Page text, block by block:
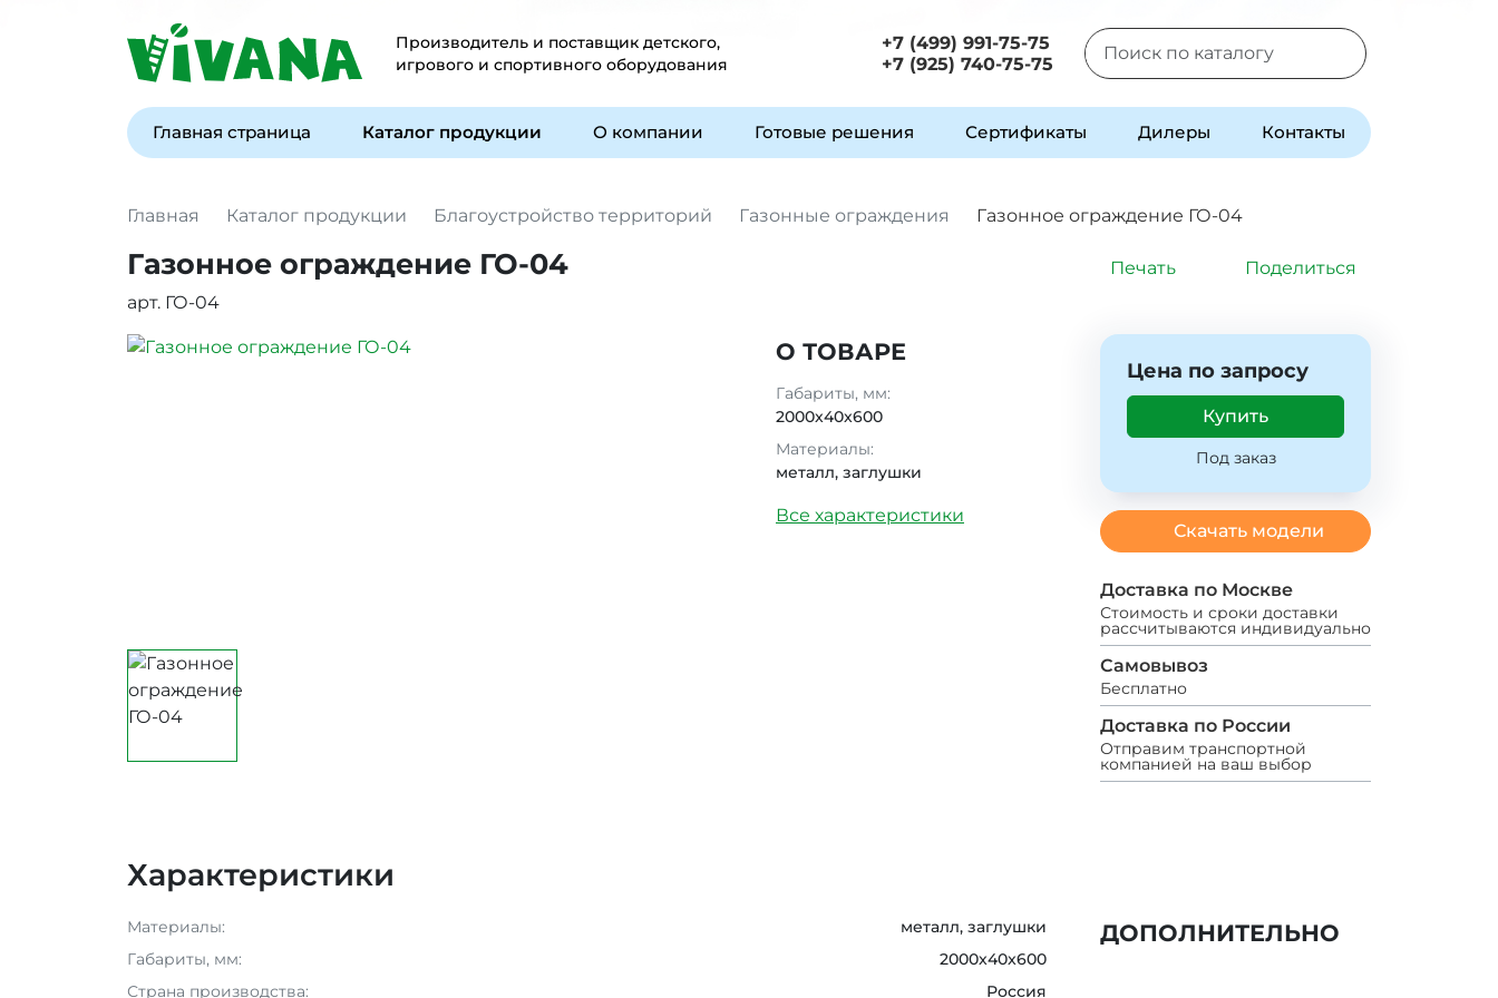
Производитель и поставщик детского,
игрового и спортивного оборудования
+7 (499) 991-75-75
+7 (925) 740-75-75
Главная страница Каталог продукции О компании Готовые решения Сертификаты Дилеры Контакты
Главная Каталог продукции Благоустройство территорий Газонные ограждения Газонное ограждение ГО-04
Газонное ограждение ГО-04 Печать
Поделиться
арт. ГО-04
О ТОВАРЕ
Габариты, мм:
2000x40x600
Материалы:
металл, заглушки
Все характеристики
Цена по запросу
Купить
Под заказ
Скачать модели
Доставка по Москве
Стоимость и сроки доставки
рассчитываются индивидуально
Самовывоз
Бесплатно
Доставка по России
Отправим транспортной
компанией на ваш выбор
Характеристики
Материалы:
металл, заглушки
Габариты, мм:
2000x40x600
Страна производства:
Россия
ДОПОЛНИТЕЛЬНО